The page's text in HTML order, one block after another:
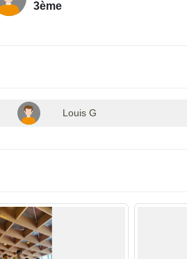
3ème
Louis G